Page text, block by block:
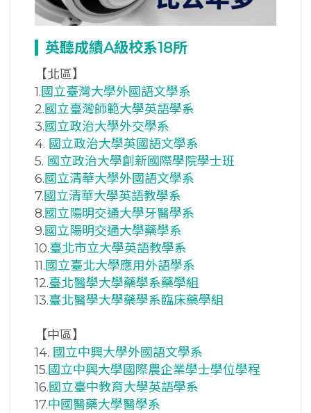
英聽成績A級校系18所
【北區】
1.國立臺灣大學外國語文學系
2.國立臺灣師範大學英語學系
3.國立政治大學外交學系
4. 國立政治大學英國語文學系
5. 國立政治大學創新國際學院學士班
6.國立清華大學外國語文學系
7.國立清華大學英語教學系
8.國立陽明交通大學牙醫學系
9.國立陽明交通大學藥學系
10.臺北市立大學英語教學系
11.國立臺北大學應用外語學系
12.臺北醫學大學藥學系藥學組
13.臺北醫學大學藥學系臨床藥學組
【中區】
14. 國立中興大學外國語文學系
15.國立中興大學國際農企業學士學位學程
16.國立臺中教育大學英語學系
17.中國醫藥大學醫學系